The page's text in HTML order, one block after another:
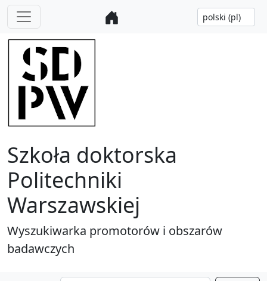
Szkoła doktorska
Politechniki
Warszawskiej
Wyszukiwarka promotorów i obszarów
badawczych